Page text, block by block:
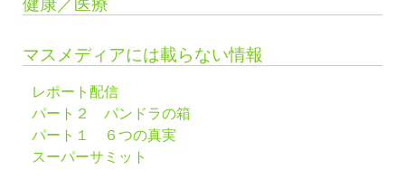
マスメディアには載らない情報
レポート配信
パート２ パンドラの箱
パート１ ６つの真実
スーパーサミット